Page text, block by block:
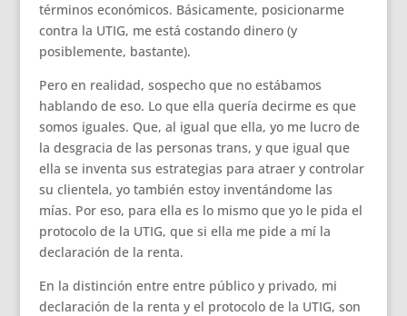
términos económicos. Básicamente, posicionarme
contra la UTIG, me está costando dinero (y
posiblemente, bastante).
Pero en realidad, sospecho que no estábamos
hablando de eso. Lo que ella quería decirme es que
somos iguales. Que, al igual que ella, yo me lucro de
la desgracia de las personas trans, y que igual que
ella se inventa sus estrategias para atraer y controlar
su clientela, yo también estoy inventándome las
mías. Por eso, para ella es lo mismo que yo le pida el
protocolo de la UTIG, que si ella me pide a mí la
declaración de la renta.
En la distinción entre entre público y privado, mi
declaración de la renta y el protocolo de la UTIG, son